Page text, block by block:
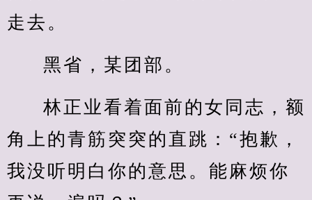
走去。
黑省，某团部。
林正业看着面前的女同志，额
角上的青筋突突的直跳：“抱歉，
我没听明白你的意思。能麻烦你